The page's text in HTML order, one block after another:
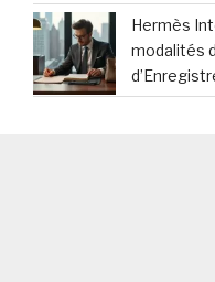
Hermès
modalités